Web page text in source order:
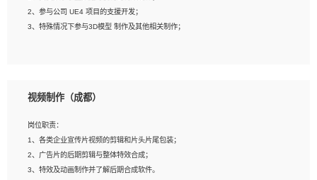
5、开发过 HoloLens 程序者优先。
2、参与公司 UE4 项目的支援开发；
3、特殊情况下参与3D模型 制作及其他相关制作；
上；
3、想象力丰富, 有一定的艺术审美深度；
4、有良好的场景特效搭建功底；
5、熟悉 3Ds Max 或者 Maya；
6、有良好的沟通能力和团队合作意识；
视频制作（成都）
岗位职责：
1、各类企业宣传片视频的剪辑和片头片尾包装；
2、广告片的后期剪辑与整体特效合成；
3、特效及动画制作并了解后期合成软件。